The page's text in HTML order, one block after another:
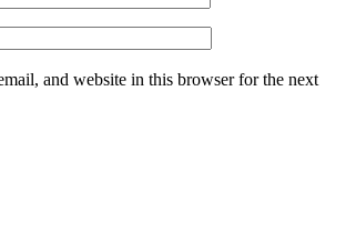
and website in this browser for the next